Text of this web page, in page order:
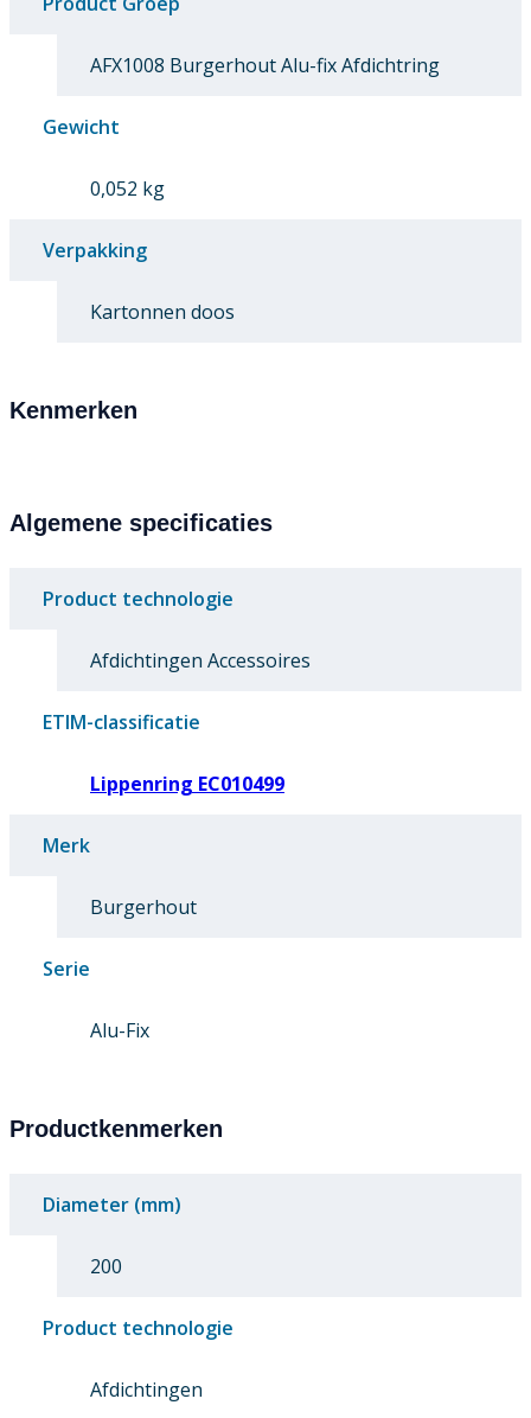
AFX1008 Burgerhout Alu-fix Afdichtring
Gewicht
0,052 kg
Verpakking
Kartonnen doos
Kenmerken
Algemene specificaties
Product technologie
Afdichtingen Accessoires
ETIM-classificatie
Lippenring EC010499
Merk
Burgerhout
Serie
Alu-Fix
Productkenmerken
Diameter (mm)
200
Product technologie
Afdichtingen